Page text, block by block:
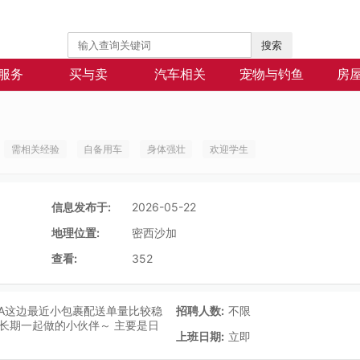
搜索
务 买与卖 汽车相关 宠物与钓鱼 房
需相关经验 自备用车 身体强壮 欢迎学生
信息发布于:
2026-05-22
地理位置:
密西沙加
查看:
352
这边最近小包裹配送单量比较稳
期一起做的小伙伴～ 主要是日
招聘人数: 不限
上班日期: 立即